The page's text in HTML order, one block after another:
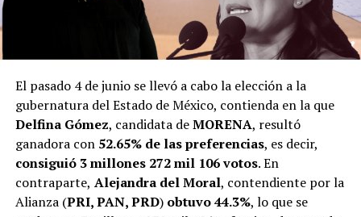
El pasado 4 de junio se llevó a cabo la elección a la
gubernatura del Estado de México, contienda en la que
Delfina Gómez, candidata deMORENA, resultó
ganadora con 52.65% de las preferencias, es decir,
consiguió 3 millones 272 mil 106 votos. En
contraparte, Alejandra del Moral, contendiente por la
Alianza (PRI, PAN, PRD) obtuvo 44.3%, lo que se